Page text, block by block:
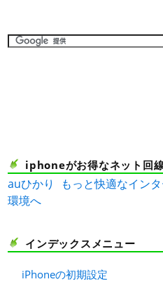
iphoneがお得なネット回
auひかり
もっと快適なイン
環境へ
インデックスメニュー
iPhoneの初期設定